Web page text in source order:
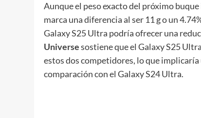
Aunque el peso exacto del próximo
marca una diferencia al ser 11 g o un
Galaxy S25 Ultra podría ofrecer una
Universesostiene que el Galaxy S25
estos dos competidores, lo que
comparación con el Galaxy S24 Ultra.